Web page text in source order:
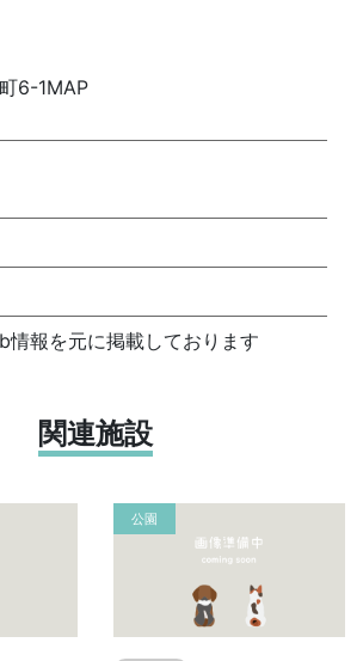
6-1MAP
情報を元に掲載しております
関連施設
公園